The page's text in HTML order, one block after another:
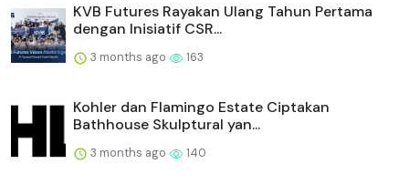
KVB Futures Rayakan Ulang Tahun Pertama
dengan Inisiatif CSR...
3 months ago 163
Kohler dan Flamingo Estate Ciptakan
Bathhouse Skulptural yan...
3 months ago 140